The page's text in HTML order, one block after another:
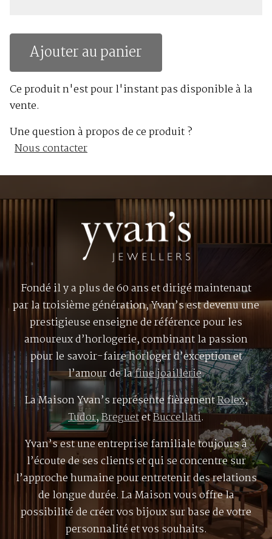
Ajouter au panier
Ce produit n'est pour l'instant pas disponible à la
vente.
Une question à propos de ce produit ?
Nous contacter
Fondé il y a plus de 60 ans et dirigé maintenant
par la troisième génération, Yvan’s est devenu une
prestigieuse enseigne de référence pour les
amoureux d’horlogerie, combinant la passion
pour le savoir-faire horloger d’exception et
l’amour de lafine joaillerie.
La Maison Yvan’s représente fièrementRolex,
Tudor,BreguetetBuccellati.
Yvan’s est une entreprise familiale toujours à
l’écoute de ses clients et qui se concentre sur
l’approche humaine pour entretenir des relations
de longue durée. La Maison vous offre la
possibilité de créer vos bijoux sur base de votre
personnalité et vos souhaits.